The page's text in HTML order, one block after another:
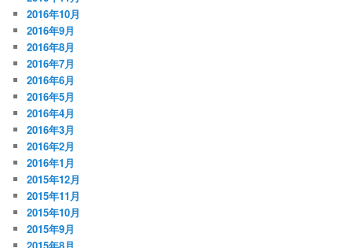
2016年10月
2016年9月
2016年8月
2016年7月
2016年6月
2016年5月
2016年4月
2016年3月
2016年2月
2016年1月
2015年12月
2015年11月
2015年10月
2015年9月